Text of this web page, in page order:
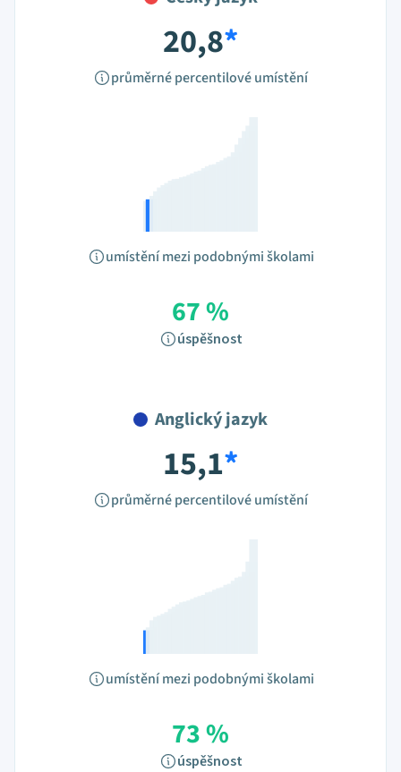
20,8*
průměrné percentilové umístění
umístění mezi podobnými školami
67 %
úspěšnost
Anglický jazyk
15,1*
průměrné percentilové umístění
umístění mezi podobnými školami
73 %
úspěšnost